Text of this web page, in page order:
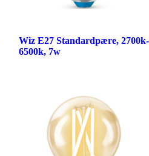
Wiz E27 Standardpære, 2700k-
6500k, 7w